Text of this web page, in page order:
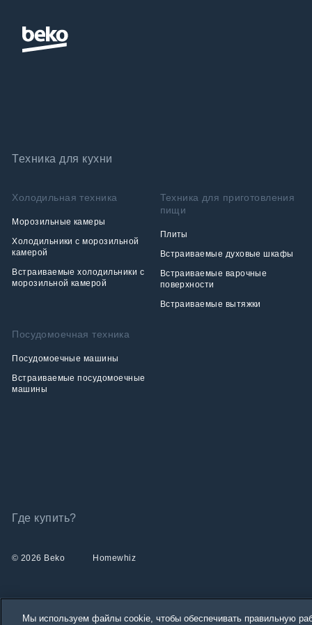
Техника для кухни
Холодильная техника
Морозильные камеры
Холодильники с морозильной
камерой
Встраиваемые холодильники с
морозильной камерой
Техника для приготовления
пищи
Плиты
Встраиваемые духовые шкафы
Встраиваемые варочные
поверхности
Встраиваемые вытяжки
Посудомоечная техника
Посудомоечные машины
Встраиваемые посудомоечные
машины
Где купить?
© 2026 Beko Homewhiz
Мы используем файлы cookie, чтобы обеспечивать правильную